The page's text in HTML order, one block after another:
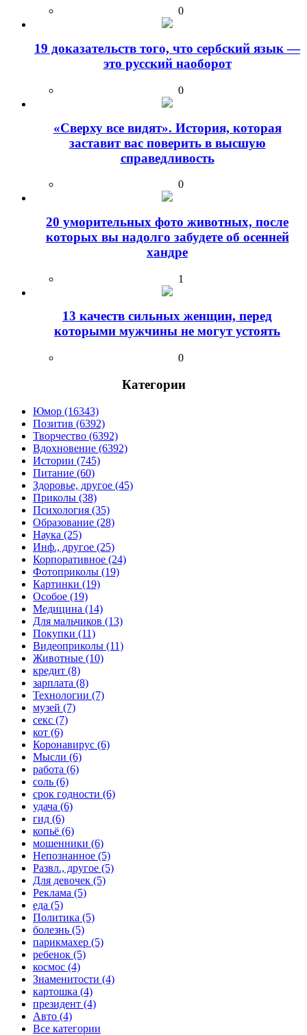
0
19 доказательств того, что сербский язык —
это русский наоборот
0
«Сверху все видят». История, которая
заставит вас поверить в высшую
справедливость
0
20 уморительных фото животных, после
которых вы надолго забудете об осенней
хандре
1
13 качеств сильных женщин, перед
которыми мужчины не могут устоять
0
Категории
Юмор (16343)
Позитив (6392)
Творчество (6392)
Вдохновение (6392)
Истории (745)
Питание (60)
Здоровье, другое (45)
Приколы (38)
Психология (35)
Образование (28)
Наука (25)
Инф., другое (25)
Корпоративное (24)
Фотоприколы (19)
Картинки (19)
Особое (19)
Медицина (14)
Для мальчиков (13)
Покупки (11)
Видеоприколы (11)
Животные (10)
кредит (8)
зарплата (8)
Технологии (7)
музей (7)
секс (7)
кот (6)
Коронавирус (6)
Мысли (6)
работа (6)
соль (6)
срок годности (6)
удача (6)
гид (6)
копьё (6)
мошенники (6)
Непознанное (5)
Развл., другое (5)
Для девочек (5)
Реклама (5)
еда (5)
Политика (5)
болезнь (5)
парикмахер (5)
ребенок (5)
космос (4)
Знаменитости (4)
картошка (4)
президент (4)
Авто (4)
Все категории